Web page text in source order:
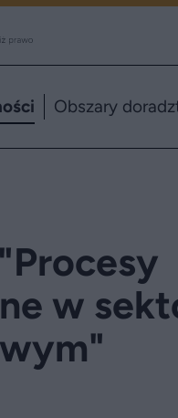
Obszary
w